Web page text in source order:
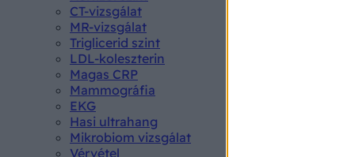
CT-vizsgálat
MR-vizsgálat
Triglicerid szint
LDL-koleszterin
Magas CRP
Mammográfia
EKG
Hasi ultrahang
Mikrobiom vizsgálat
Vérvétel